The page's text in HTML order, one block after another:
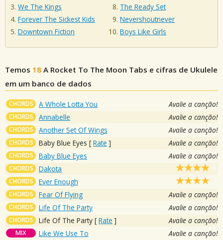
We The Kings
Forever The Sickest Kids
Downtown Fiction
The Ready Set
Nevershoutnever
Boys Like Girls
Temos 18 A Rocket To The Moon Tabs e cifras de Ukulele
em um banco de dados
CHORDS A Whole Lotta You Avalie a canção!
CHORDS Annabelle Avalie a canção!
CHORDS Another Set Of Wings Avalie a canção!
CHORDS Baby Blue Eyes [ Rate ] Avalie a canção!
CHORDS Baby Blue Eyes Avalie a canção!
CHORDS Dakota
CHORDS Ever Enough
CHORDS Fear Of Flying Avalie a canção!
CHORDS Life Of The Party Avalie a canção!
CHORDS Life Of The Party [ Rate ] Avalie a canção!
MIX Like We Use To Avalie a canção!